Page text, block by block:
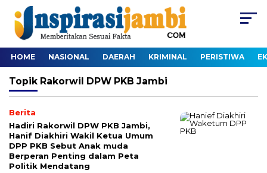
HOME NASIONAL DAERAH KRIMINAL PERISTIWA
Topik Rakorwil DPW PKB Jambi
Berita
Hadiri Rakorwil DPW PKB Jambi,
Hanif Diakhiri Wakil Ketua Umum
DPP PKB Sebut Anak muda
Berperan Penting dalam Peta
Politik Mendatang